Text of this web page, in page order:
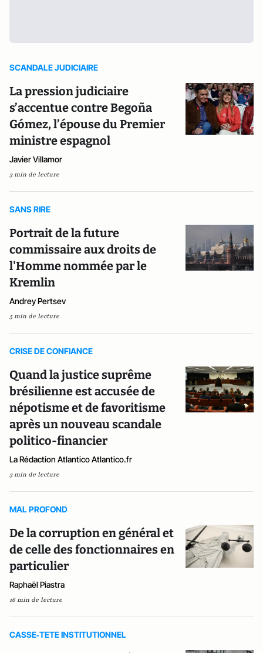
SCANDALE JUDICIAIRE
La pression judiciaire
s’accentue contre Begoña
Gómez, l’épouse du Premier
ministre espagnol
Javier Villamor
3 min de lecture
SANS RIRE
Portrait de la future
commissaire aux droits de
l'Homme nommée par le
Kremlin
Andrey Pertsev
5 min de lecture
CRISE DE CONFIANCE
Quand la justice suprême
brésilienne est accusée de
népotisme et de favoritisme
après un nouveau scandale
politico-financier
La Rédaction Atlantico Atlantico.fr
3 min de lecture
MAL PROFOND
De la corruption en général et
de celle des fonctionnaires en
particulier
Raphaël Piastra
16 min de lecture
CASSE‑TETE INSTITUTIONNEL